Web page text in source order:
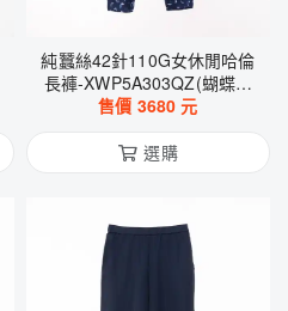
純蠶絲42針110G女休閒哈倫
長褲-XWP5A303QZ(蝴蝶紛
飛-深藍)
售價 3680 元
選購